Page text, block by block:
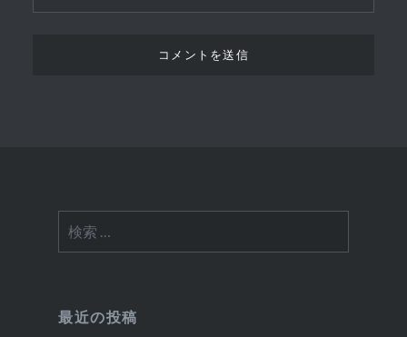
索:
最近の投稿